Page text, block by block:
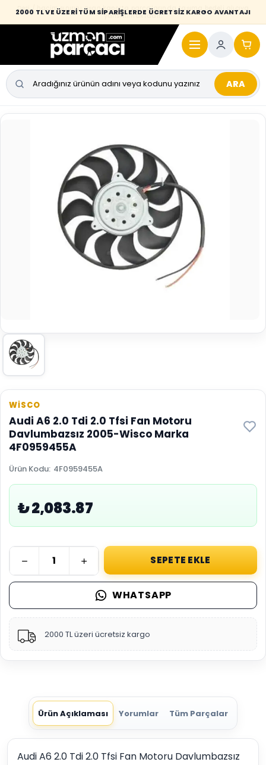
2000 TL VE ÜZERİ TÜM SİPARİŞLERDE ÜCRETSİZ KARGO AVANTAJI
Desi / hacim sınırını aşan kaporta parçalarında taşıma bedeli alıcıya
yansıtılmaktadır.
ARA
WİSCO
Audi A6 2.0 Tdi 2.0 Tfsi Fan Motoru
Davlumbazsız 2005-Wisco Marka
4F0959455A
Ürün Kodu: 4F0959455A
₺ 2,083.87
SEPETE EKLE
WHATSAPP
2000 TL üzeri ücretsiz kargo
Ürün Açıklaması Yorumlar Tüm Parçalar
Audi A6 2.0 Tdi 2.0 Tfsi Fan Motoru Davlumbazsız